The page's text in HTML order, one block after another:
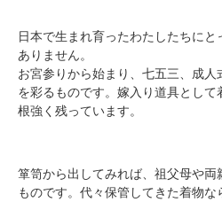
日本で生まれ育ったわたしたちに
ありません。
お宮参りから始まり、七五三、成人
を彩るものです。嫁入り道具とし
根強く残っています。
箪笥から出してみれば、祖父母や
ものです。代々保管してきた着物な